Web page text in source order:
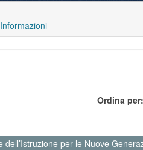
Informazioni
Ordina per
per le Nuove